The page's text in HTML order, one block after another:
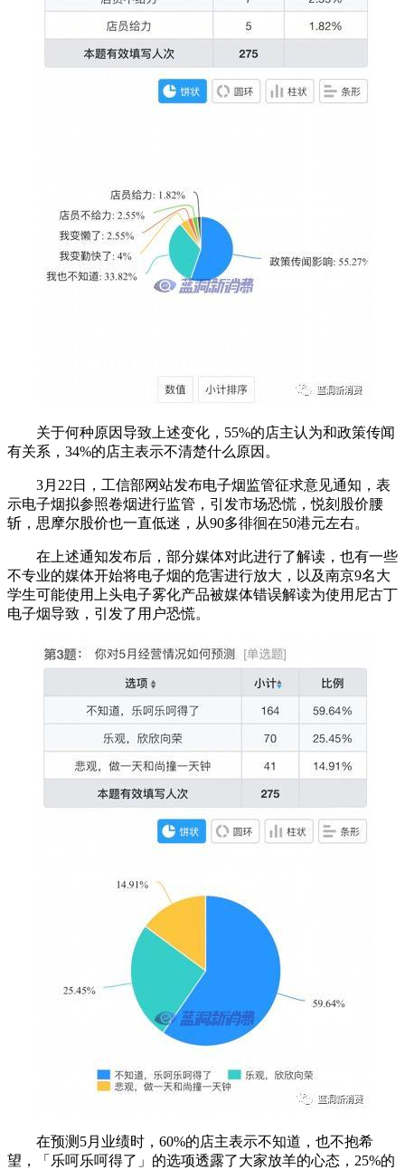
关于何种原因导致上述变化，55%的店主认为和政策传闻
有关系，34%的店主表示不清楚什么原因。
3月22日，工信部网站发布电子烟监管征求意见通知，表
示电子烟拟参照卷烟进行监管，引发市场恐慌，悦刻股价腰
斩，思摩尔股价也一直低迷，从90多徘徊在50港元左右。
在上述通知发布后，部分媒体对此进行了解读，也有一些
不专业的媒体开始将电子烟的危害进行放大，以及南京9名大
学生可能使用上头电子雾化产品被媒体错误解读为使用尼古丁
电子烟导致，引发了用户恐慌。
在预测5月业绩时，60%的店主表示不知道，也不抱希
望，「乐呵乐呵得了」的选项透露了大家放羊的心态，25%的